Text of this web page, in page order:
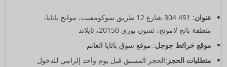
عنوان
: 451 304 شارع 12 طريق سوكومفيت، موانج باتايا،
منطقة بانج لامونج، تشون بوري 20150، تايلاند
موقع خرائط جوجل: موقع سوق باتايا العائم
متطلبات الحجز :الحجز المسبق قبل يوم واحد إلزامي للدخول